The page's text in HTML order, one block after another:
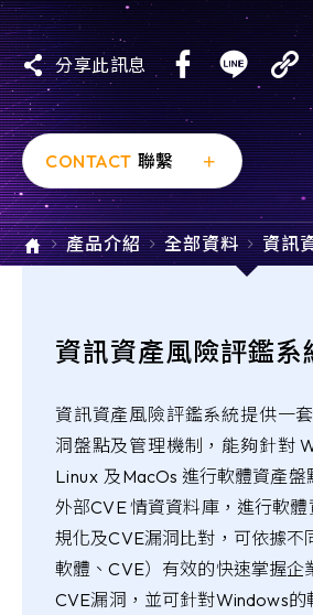
SSH
Security
e-SOFT
ARMIS
分享此訊息
CONTACT 聯繫
產品介紹 全部資料
資訊
評鑑
資訊資產風險評鑑系
資訊資產風險評鑑系統提供一
洞盤點及管理機制，能夠針對
Linux 及MacOs 進行軟體資產
外部CVE 情資資料庫，進行軟
規化及CVE漏洞比對，可依據不
軟體、CVE）有效的快速掌握企
CVE漏洞，並可針對Windows的